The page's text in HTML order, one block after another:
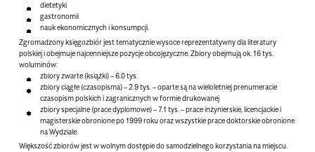
dietetyki
gastronomii
nauk ekonomicznych i konsumpcji.
Zgromadzony księgozbiór jest tematycznie wysoce reprezentatywny dla literatury
polskiej i obejmuje najcenniejsze pozycje obcojęzyczne. Zbiory obejmują ok. 16 tys.
woluminów:
zbiory zwarte (książki) – 6.0 tys.
zbiory ciągłe (czasopisma) – 2.9 tys. – oparte są na wieloletniej prenumeracie
czasopism polskich i zagranicznych w formie drukowanej
zbiory specjalne (prace dyplomowe) – 7.1 tys. – prace inżynierskie, licencjackie i
magisterskie obronione po 1999 roku oraz wszystkie prace doktorskie obronione
na Wydziale.
Większość zbiorów jest w wolnym dostępie do samodzielnego korzystania na miejscu.